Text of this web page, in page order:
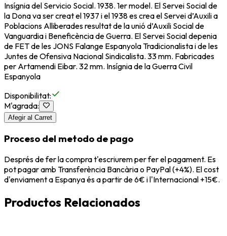
Insígnia del Servicio Social. 1938. 1er model. El Servei Social de
la Dona va ser creat el 1937 i el 1938 es crea el Servei d’Auxili a
Poblacions Alliberades resultat de la unió d’Auxili Social de
Vanguardia i Beneficència de Guerra. El Servei Social depenia
de FET de les JONS Falange Espanyola Tradicionalista i de les
Juntes de Ofensiva Nacional Sindicalista. 33 mm. Fabricades
per Artamendi Eibar. 32 mm. Insígnia de la Guerra Civil
Espanyola
Disponibilitat:
M'agrada:
Afegir al Carret
Proceso del metodo de pago
Després de fer la compra t'escriurem per fer el pagament. Es
pot pagar amb Transferència Bancària o PayPal (+4%). El cost
d'enviament a Espanya és a partir de 6€ i l'Internacional +15€.
Productos Relacionados